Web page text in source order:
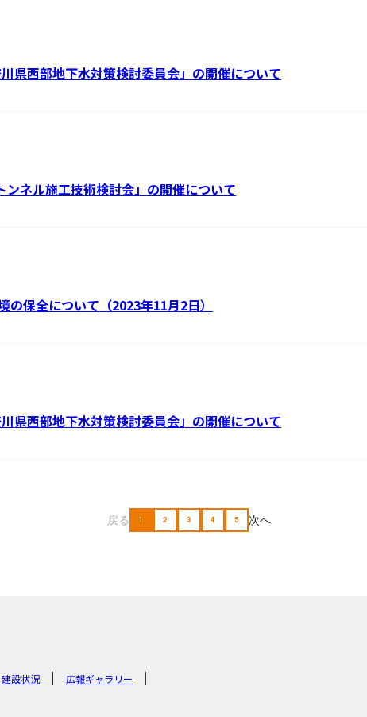
県西部地下水対策検討委員会」の開催について
ネル施工技術検討会」の開催について
の保全について（2023年11月2日）
県西部地下水対策検討委員会」の開催について
戻る 1 2 3 4 5 次へ
建設状況 広報ギャラリー